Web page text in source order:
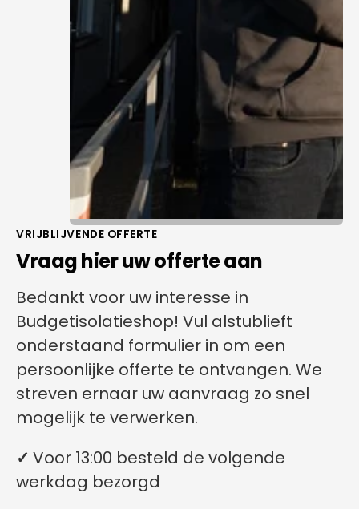
VRIJBLIJVENDE OFFERTE
Vraag hier uw offerte aan
Bedankt voor uw interesse in
Budgetisolatieshop! Vul alstublieft
onderstaand formulier in om een
persoonlijke offerte te ontvangen. We
streven ernaar uw aanvraag zo snel
mogelijk te verwerken.
✓ Voor 13:00 besteld de volgende
werkdag bezorgd